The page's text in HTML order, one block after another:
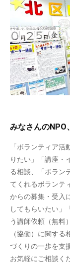
みなさんのNPO
「ボランティア
りたい」「講座・
る相談、「ボラン
てくれるボランテ
からの募集・受入
してもらいたい」
う講師依頼（無料
（協働）に関す
づくりの一歩を支
お気軽にご相談く